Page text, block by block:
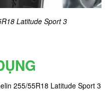
Latitude Sport 3
255/55R18 Latitude Sport 3